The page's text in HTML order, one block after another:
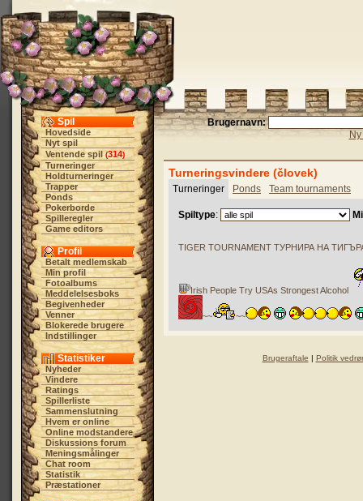
Spil
Hovedside
Nyt spil
Ventende spil (314)
Turneringer
Holdturneringer
Trapper
Ponds
Pokerborde
Spilleregler
Game editors
Profil
Betalt medlemskab
Min profil
Fotoalbums
Meddelelsesboks
Begivenheder
Venner
Blokerede brugere
Indstillinger
Statistiker
Nyheder
Vindere
Ratings
Spillerliste
Sammenslutning
Hvem er online
Online modstandere
Diskussions forum
Meningsmålinger
Chat room
Statistik
Præstationer
Brugernavn:
Turneringsvindere (človek)
Turneringer Ponds Team tournaments
Spiltype:
TIGER TOURNAMENT ТУРНИРА НА
Irish People Try USAs Strongest Alcohol
~~ ~~
Brugeraftale | Politik